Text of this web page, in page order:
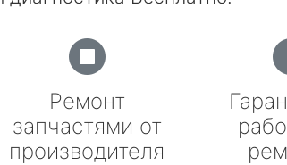
Ремонт
запчастями от
производителя